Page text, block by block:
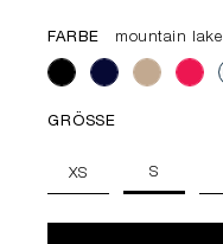
FARBE mountain lake
GRÖSSE
XS S